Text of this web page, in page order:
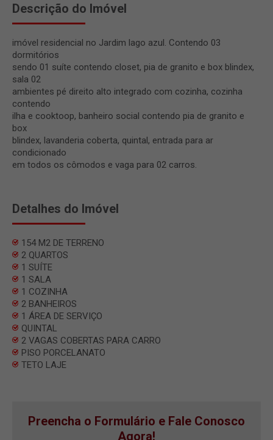
Descrição do Imóvel
imóvel residencial no Jardim lago azul. Contendo 03
dormitórios
sendo 01 suíte contendo closet, pia de granito e box blindex,
sala 02
ambientes pé direito alto integrado com cozinha, cozinha
contendo
ilha e cooktoop, banheiro social contendo pia de granito e
box
blindex, lavanderia coberta, quintal, entrada para ar
condicionado
em todos os cômodos e vaga para 02 carros.
Detalhes do Imóvel
154 M2 DE TERRENO
2 QUARTOS
1 SUÍTE
1 SALA
1 COZINHA
2 BANHEIROS
1 ÁREA DE SERVIÇO
QUINTAL
2 VAGAS COBERTAS PARA CARRO
PISO PORCELANATO
TETO LAJE
Preencha o Formulário e Fale Conosco
Agora!